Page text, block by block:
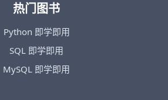
热门图书
Python 即学即用
SQL 即学即用
MySQL 即学即用